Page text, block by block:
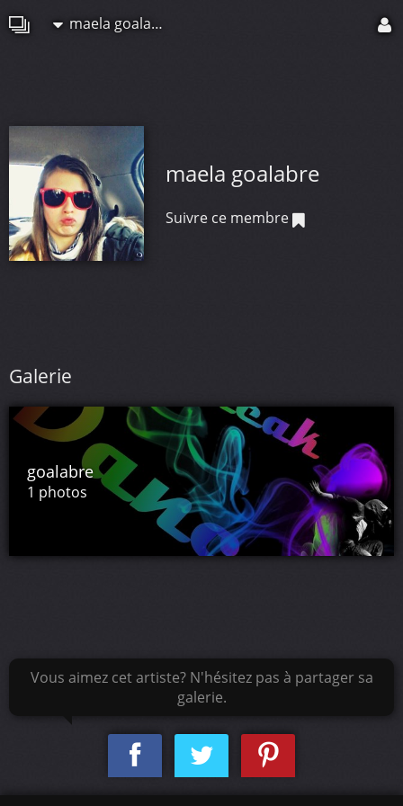
maela goalabre
maela goalabre
Suivre ce membre
Galerie
goalabre
1 photos
Vous aimez cet artiste? N'hésitez pas à partager sa
galerie.